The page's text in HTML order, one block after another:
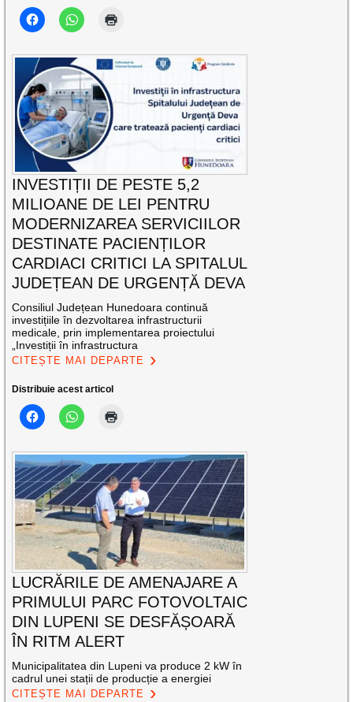
INVESTIȚII DE PESTE 5,2
MILIOANE DE LEI PENTRU
MODERNIZAREA SERVICIILOR
DESTINATE PACIENȚILOR
CARDIACI CRITICI LA SPITALUL
JUDEȚEAN DE URGENȚĂ DEVA
Consiliul Județean Hunedoara continuă
investițiile în dezvoltarea infrastructurii
medicale, prin implementarea proiectului
„Investiții în infrastructura
CITEȘTE MAI DEPARTE
Distribuie acest articol
LUCRĂRILE DE AMENAJARE A
PRIMULUI PARC FOTOVOLTAIC
DIN LUPENI SE DESFĂȘOARĂ
ÎN RITM ALERT
Municipalitatea din Lupeni va produce 2 kW în
cadrul unei stații de producție a energiei
CITEȘTE MAI DEPARTE